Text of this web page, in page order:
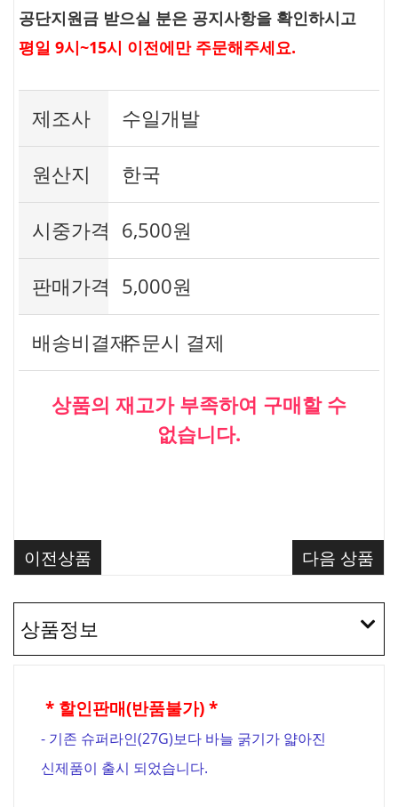
공단지원금 받으실 분은 공지사항을 확인하시고
평일 9시~15시 이전에만 주문해주세요.
제조사 수일개발
원산지 한국
시중가격 6,500원
판매가격 5,000원
배송비결제주문시 결제
상품의 재고가 부족하여 구매할 수
없습니다.
이전상품 다음 상품
상품정보
* 할인판매(반품불가) *
- 기존 슈퍼라인(27G)보다 바늘 굵기가 얇아진
신제품이 출시 되었습니다.